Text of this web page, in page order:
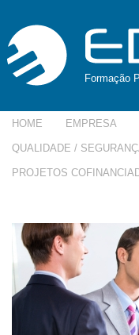
Formação
HOME EMPRESA
QUALIDADE /
PROJETOS